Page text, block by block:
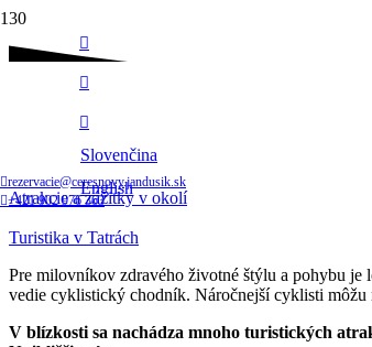
Slovenčina
English
rezervacie@ceresnovy.jandusik.sk
+421 902 976 363
Turistika v Tatrách
Atrakcie a zážitky v okolí
Turistika v Tatrách
Pre milovníkov zdravého životné štýlu a pohybu je
vedie cyklistický chodník. Náročnejší cyklisti
V blízkosti sa nachádza mnoho turistických